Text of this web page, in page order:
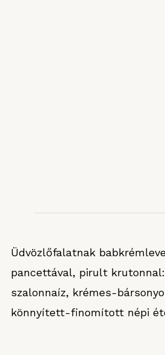
Üdvözlőfalatnak
pancettával, pirult
szalonnaíz, krémes-
könnyített-finomított népi